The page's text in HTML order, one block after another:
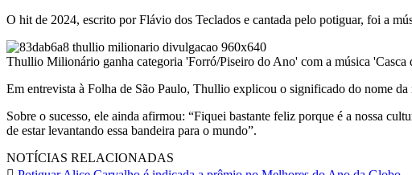
O hit de 2024, escrito por Flávio dos Teclados e cantada pelo potiguar, foi a
Thullio Milionário ganha categoria 'Forró/Piseiro do Ano' com a música
Em entrevista à Folha de São Paulo, Thullio explicou o significado do nome
Sobre o sucesso, ele ainda afirmou: “Fiquei bastante feliz porque é a nossa
de estar levantando essa bandeira para o mundo”.
NOTÍCIAS RELACIONADAS